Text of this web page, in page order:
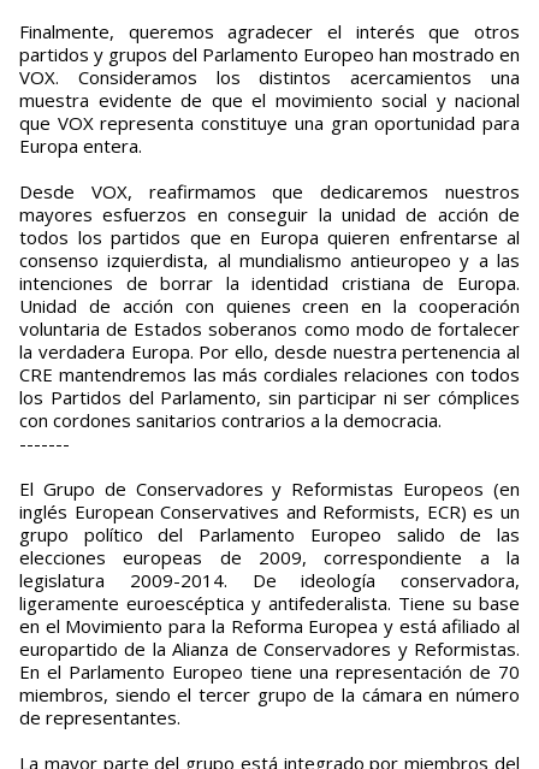
Finalmente, queremos agradecer el interés que otros
partidos y grupos del Parlamento Europeo han mostrado en
VOX. Consideramos los distintos acercamientos una
muestra evidente de que el movimiento social y nacional
que VOX representa constituye una gran oportunidad para
Europa entera.
Desde VOX, reafirmamos que dedicaremos nuestros
mayores esfuerzos en conseguir la unidad de acción de
todos los partidos que en Europa quieren enfrentarse al
consenso izquierdista, al mundialismo antieuropeo y a las
intenciones de borrar la identidad cristiana de Europa.
Unidad de acción con quienes creen en la cooperación
voluntaria de Estados soberanos como modo de fortalecer
la verdadera Europa. Por ello, desde nuestra pertenencia al
CRE mantendremos las más cordiales relaciones con todos
los Partidos del Parlamento, sin participar ni ser cómplices
con cordones sanitarios contrarios a la democracia.
-------
El Grupo de Conservadores y Reformistas Europeos (en
inglés European Conservatives and Reformists, ECR) es un
grupo político del Parlamento Europeo salido de las
elecciones europeas de 2009, correspondiente a la
legislatura 2009-2014. De ideología conservadora,
ligeramente euroescéptica​ y antifederalista. Tiene su base
en el Movimiento para la Reforma Europea y está afiliado al
europartido de la Alianza de Conservadores y Reformistas.
En el Parlamento Europeo tiene una representación de 70
miembros, siendo el tercer grupo de la cámara en número
de representantes.
La mayor parte del grupo está integrado por miembros del